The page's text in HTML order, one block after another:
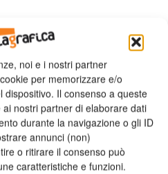
noi e i nostri partner
per memorizzare e/o
Il consenso a queste
nostri partner di elaborare dati
durante la navigazione o gli ID
annunci (non)
o ritirare il consenso può
caratteristiche e funzioni.